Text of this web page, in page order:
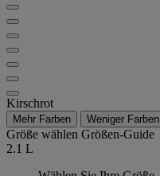
Kirschrot
Mehr Farben Weniger Farben
Größe wählen Größen-Guide
2.1 L